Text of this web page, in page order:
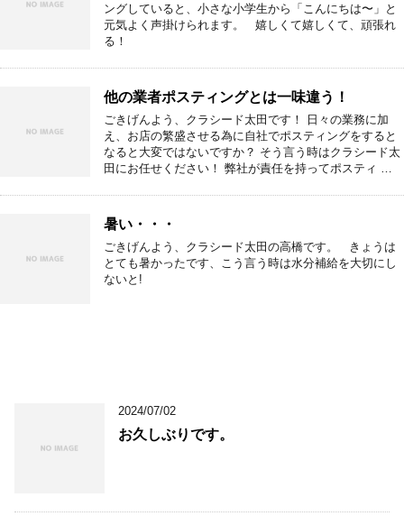
ングしていると、小さな小学生から「こんにちは〜」と
元気よく声掛けられます。 嬉しくて嬉しくて、頑張れ
る！
他の業者ポスティングとは一味違う！
ごきげんよう、クラシード太田です！ 日々の業務に加
え、お店の繁盛させる為に自社でポスティングをすると
なると大変ではないですか？ そう言う時はクラシード太
田にお任せください！ 弊社が責任を持ってポスティ …
暑い・・・
ごきげんよう、クラシード太田の高橋です。 きょうは
とても暑かったです、こう言う時は水分補給を大切にし
ないと!
2024/07/02
お久しぶりです。